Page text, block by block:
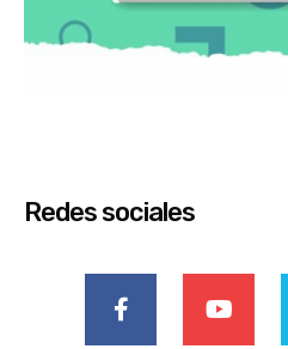
Redes sociales